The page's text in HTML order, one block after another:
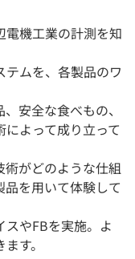
機工業の計測を知
ムを、各製品のワ
安全な食べもの、
よって成り立って
がどのような仕組
を用いて体験して
スやFBを実施。よ
す。